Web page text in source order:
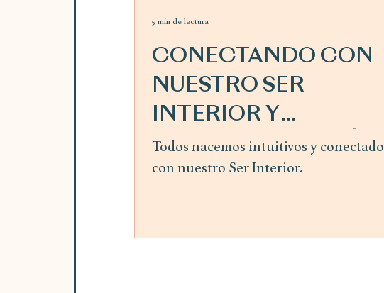
CONECTANDO CON
NUESTRO SER
INTERIOR Y
SIGUIENDO LA GUÍA
INTERIOR ~ mes de
Todos nacemos intuitivos y
con nuestro Ser Interior.
5 min de lectura